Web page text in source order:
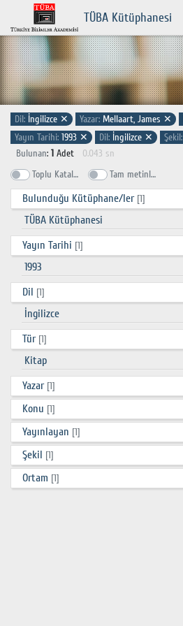
TÜBA Kütüphanesi
Dil: İngilizce ✕ Yazar: Mellaart, James ✕
Yayın Tarihi: 1993 ✕ Dil: İngilizce ✕ Şekil:
Bulunan: 1 Adet
0.043 sn
Toplu Katalog
Tam metinlerde ara
Bulunduğu Kütüphane/ler [1]
TÜBA Kütüphanesi
Yayın Tarihi [1]
1993
Dil [1]
İngilizce
Tür [1]
Kitap
Yazar [1]
Konu [1]
Yayınlayan [1]
Şekil [1]
Ortam [1]